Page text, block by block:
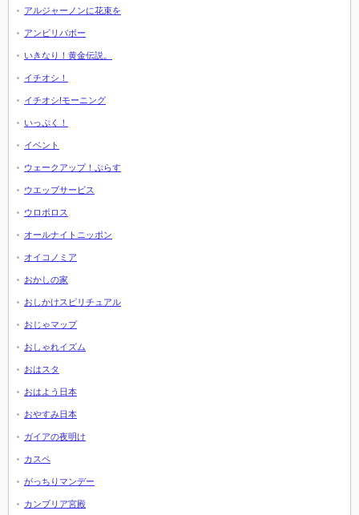
アルジャーノンに花束を
アンビリバボー
いきなり！黄金伝説。
イチオシ！
イチオシ!モーニング
いっぷく！
イベント
ウェークアップ！ぷらす
ウエッブサービス
ウロボロス
オールナイトニッポン
オイコノミア
おかしの家
おしかけスピリチュアル
おじゃマップ
おしゃれイズム
おはスタ
おはよう日本
おやすみ日本
ガイアの夜明け
カスペ
がっちりマンデー
カンブリア宮殿